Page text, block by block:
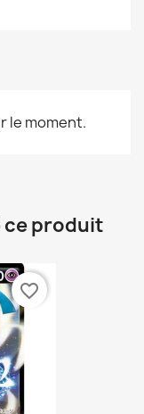
le moment.
ce produit
favorite_border